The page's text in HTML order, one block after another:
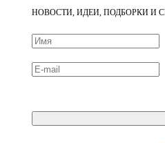
НОВОСТИ, ИДЕИ, ПОДБОРКИ И